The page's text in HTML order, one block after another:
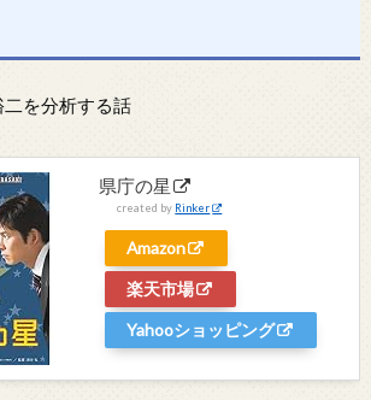
を分析する話
県庁の星
created by Rinker
Amazon
楽天市場
Yahooショッピング